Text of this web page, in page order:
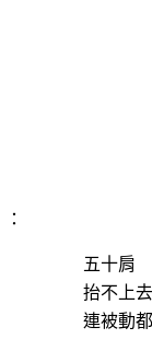
五十肩
抬不上
連被動